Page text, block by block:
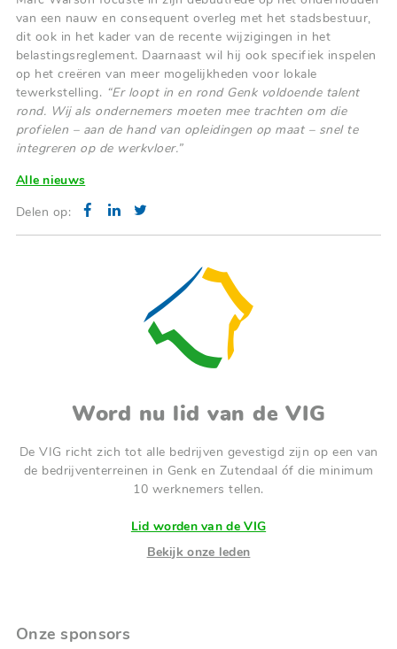
van een nauw en consequent overleg met het stadsbestuur,
dit ook in het kader van de recente wijzigingen in het
belastingsreglement. Daarnaast wil hij ook specifiek inspelen
op het creëren van meer mogelijkheden voor lokale
tewerkstelling. “Er loopt in en rond Genk voldoende talent
rond. Wij als ondernemers moeten mee trachten om die
profielen – aan de hand van opleidingen op maat – snel te
integreren op de werkvloer.”
Alle nieuws
Delen op:
Word nu lid van de VIG
De VIG richt zich tot alle bedrijven gevestigd zijn op een van
de bedrijventerreinen in Genk en Zutendaal óf die minimum
10 werknemers tellen.
Lid worden van de VIG
Bekijk onze leden
Onze sponsors